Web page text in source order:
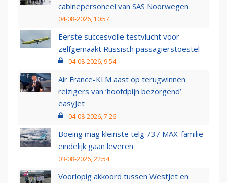
cabinepersoneel van SAS Noorwegen
04-08-2026, 10:57
Eerste succesvolle testvlucht voor
zelfgemaakt Russisch passagierstoestel
04-08-2026, 9:54
Air France-KLM aast op terugwinnen
reizigers van ‘hoofdpijn bezorgend’
easyJet
04-08-2026, 7:26
Boeing mag kleinste telg 737 MAX-familie
eindelijk gaan leveren
03-08-2026, 22:54
Voorlopig akkoord tussen WestJet en